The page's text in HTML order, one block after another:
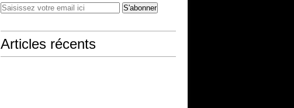
Articles récents